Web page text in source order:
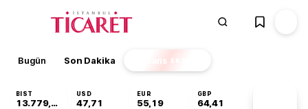
Bugün Son Dakika Finans EKSTRA
BIST
13.779,39
USD
47,71
EUR
55,19
GBP
64,41